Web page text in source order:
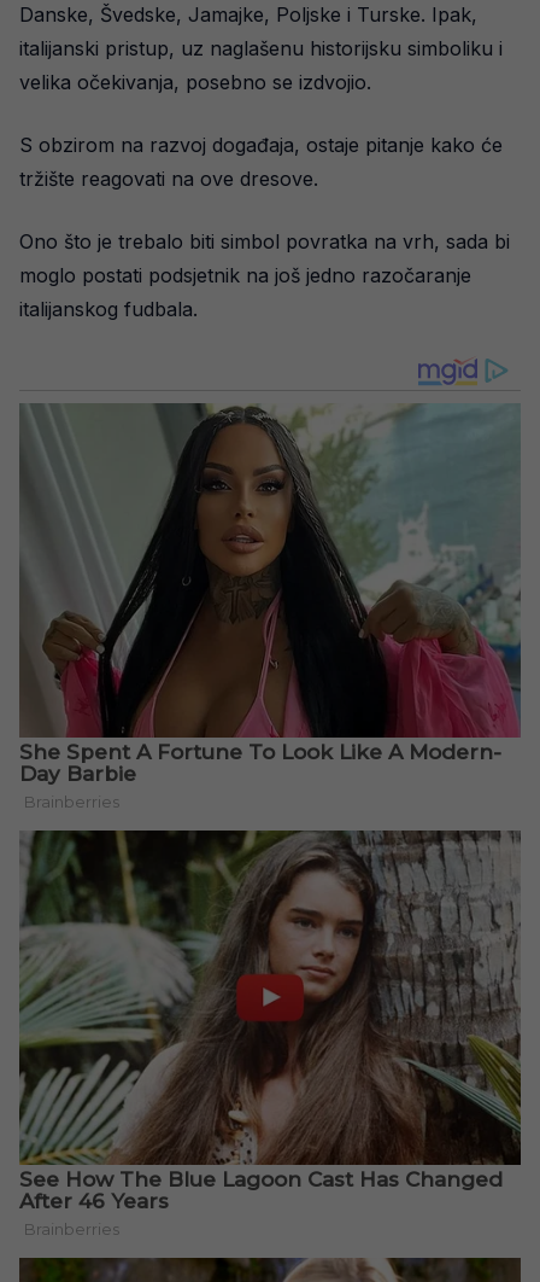
Danske, Švedske, Jamajke, Poljske i Turske. Ipak,
italijanski pristup, uz naglašenu historijsku simboliku i
velika očekivanja, posebno se izdvojio.
S obzirom na razvoj događaja, ostaje pitanje kako će
tržište reagovati na ove dresove.
Ono što je trebalo biti simbol povratka na vrh, sada bi
moglo postati podsjetnik na još jedno razočaranje
italijanskog fudbala.